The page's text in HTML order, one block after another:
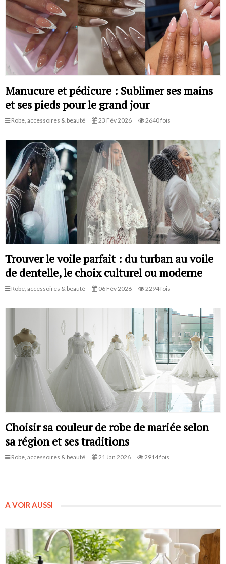
Manucure et pédicure : Sublimer ses mains
et ses pieds pour le grand jour
Robe, accessoires & beauté 23 Fév 2026 2640 fois
Trouver le voile parfait : du turban au voile
de dentelle, le choix culturel ou moderne
Robe, accessoires & beauté 06 Fév 2026 2294 fois
Choisir sa couleur de robe de mariée selon
sa région et ses traditions
Robe, accessoires & beauté 21 Jan 2026 2914 fois
A VOIR AUSSI